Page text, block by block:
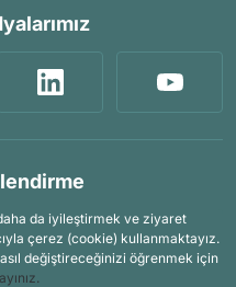
da iyileştirmek ve ziyaret
çerez (cookie) kullanmaktayız.
değiştireceğinizi öğrenmek için